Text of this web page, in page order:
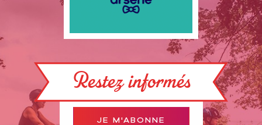
Restez informés
JE M'ABONNE